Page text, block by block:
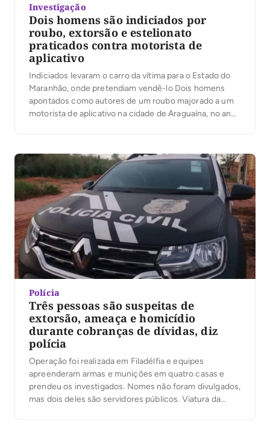
Investigação
Dois homens são indiciados por
roubo, extorsão e estelionato
praticados contra motorista de
aplicativo
Indiciados levaram o carro da vítima para o Estado do
Maranhão, onde pretendiam vendê-lo Dois homens
apontados como autores de um roubo majorado a um
motorista de aplicativo na cidade de Araguaína, no ano
Delegacia Especializada de Repressão a […]
Polícia
Três pessoas são suspeitas de
extorsão, ameaça e homicídio
durante cobranças de dívidas, diz
polícia
Operação foi realizada em Filadélfia e equipes
apreenderam armas e munições em quatro casas e
prendeu os investigados. Nomes não foram divulgados,
mas dois deles são servidores públicos. Viatura da